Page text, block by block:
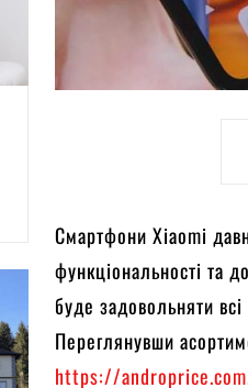
Смартфони Xiaomi
функціональності та
буде задовольняти
Переглянувши
https://